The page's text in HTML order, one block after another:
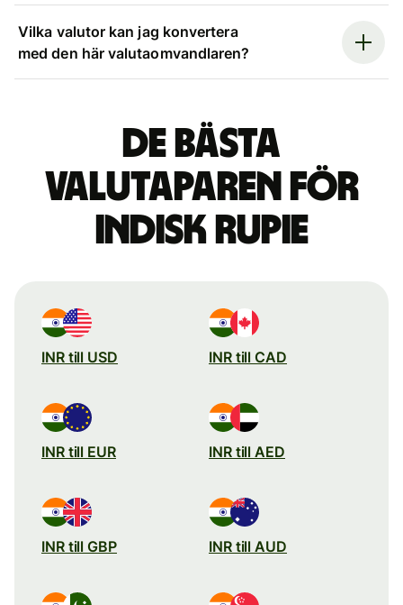
Vilka valutor kan jag konvertera
med den här valutaomvandlaren?
De bästa
valutaparen för
indisk rupie
INR till USD INR till CAD
INR till EUR INR till AED
INR till GBP INR till AUD